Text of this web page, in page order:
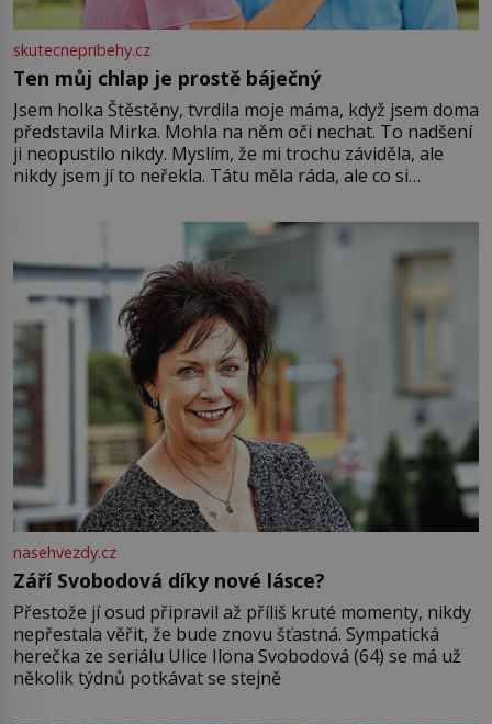
skutecnepribehy.cz
Ten můj chlap je prostě báječný
Jsem holka Štěstěny, tvrdila moje máma, když jsem doma
představila Mirka. Mohla na něm oči nechat. To nadšení
ji neopustilo nikdy. Myslím, že mi trochu záviděla, ale
nikdy jsem jí to neřekla. Tátu měla ráda, ale co si
Jsme spolu moc rádi Tehdy byla jiná doba, když
nasehvezdy.cz
Září Svobodová díky nové lásce?
Přestože jí osud připravil až příliš kruté momenty, nikdy
nepřestala věřit, že bude znovu šťastná. Sympatická
herečka ze seriálu Ulice Ilona Svobodová (64) se má už
několik týdnů potkávat se stejně